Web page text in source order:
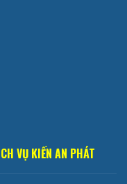
VỤ KIẾN AN PHÁT